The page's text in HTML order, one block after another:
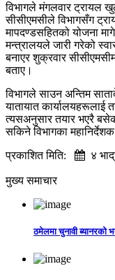
विभागले मंगलवार ट्रायल
सीसीएमसीले विभागसँग
मापदण्डसहितको योजना
मन्त्रालयले जारी गरेको
बनाएर शुक्रवार
बताए।
विभागले साउन अन्तिम
यातायात कार्यालयहरूलाई
त्यसअनुसार तयार भएरै
सकिने विभागका
प्रकाशित मिति:
४
मुख्य समाचार
ठमेलमा चुनावी ब्यानरको